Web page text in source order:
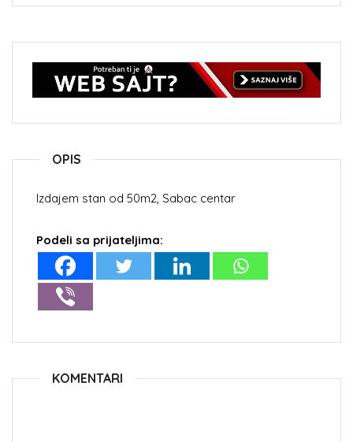
OPIS
Izdajem stan od 50m2, Sabac centar
Podeli sa prijateljima:
KOMENTARI